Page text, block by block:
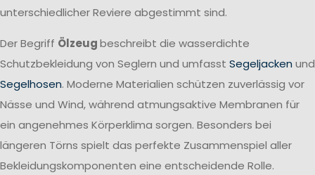
unterschiedlicher Reviere abgestimmt sind.
Der Begriff Ölzeugbeschreibt die wasserdichte
Schutzbekleidung von Seglern und umfasst Segeljacken und
Segelhosen. Moderne Materialien schützen zuverlässig vor
Nässe und Wind, während atmungsaktive Membranen für
ein angenehmes Körperklima sorgen. Besonders bei
längeren Törns spielt das perfekte Zusammenspiel aller
Bekleidungskomponenten eine entscheidende Rolle.